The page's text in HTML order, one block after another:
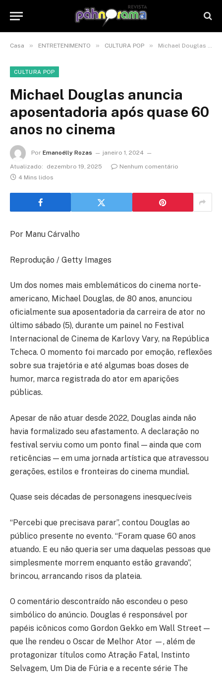
Casa » ENTRETENIMENTO » CULTURA POP » Michael Douglas anuncia aposentadoria após quase 60 anos no cinema
CULTURA POP
Michael Douglas anuncia
aposentadoria após quase 60
anos no cinema
Por Emanoélly Rozas
janeiro 1, 2024
Atualizado:
dezembro 19, 2025
Nenhum comentário
4 Mins lidos
Por Manu Cárvalho
Reprodução / Getty Images
Um dos nomes mais emblemáticos do cinema norte-
americano, Michael Douglas, de 80 anos, anunciou
oficialmente sua aposentadoria da carreira de ator no
último sábado (5), durante um painel no Festival
Internacional de Cinema de Karlovy Vary, na República
Tcheca. O momento foi marcado por emoção, reflexões
sobre sua trajetória e até algumas boas doses de
humor, marca registrada do ator em aparições
públicas.
Apesar de não atuar desde 2022, Douglas ainda não
havia formalizado seu afastamento. A declaração no
festival serviu como um ponto final — ainda que com
reticências — em uma jornada artística que atravessou
gerações, estilos e fronteiras do cinema mundial.
Quase seis décadas de personagens inesquecíveis
“Percebi que precisava parar”, contou Douglas ao
público presente no evento. “Foram quase 60 anos
atuando. E eu não queria ser uma daquelas pessoas que
simplesmente morrem enquanto estão gravando”,
brincou, arrancando risos da plateia.
O comentário descontraído não escondeu o peso
simbólico do anúncio. Douglas é responsável por
papéis icônicos como Gordon Gekko em Wall Street —
que lhe rendeu o Oscar de Melhor Ator —, além de
protagonizar títulos como Atração Fatal, Instinto
Selvagem, Um Dia de Fúria e a recente série The